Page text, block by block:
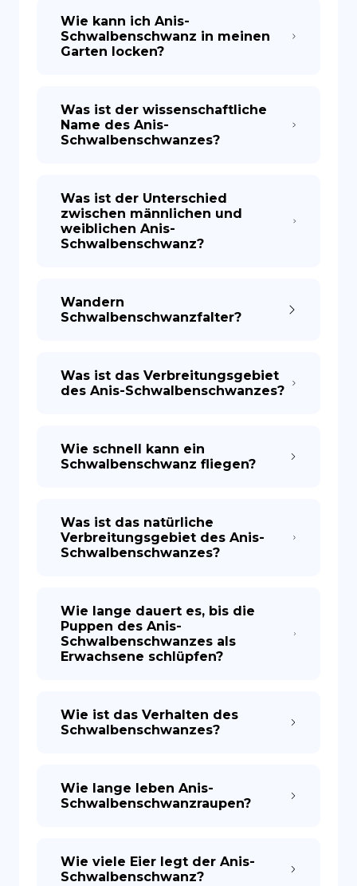
Wie kann ich Anis-
Schwalbenschwanz in meinen
Garten locken?
Was ist der wissenschaftliche
Name des Anis-
Schwalbenschwanzes?
Was ist der Unterschied
zwischen männlichen und
weiblichen Anis-
Schwalbenschwanz?
Wandern
Schwalbenschwanzfalter?
Was ist das Verbreitungsgebiet
des Anis-Schwalbenschwanzes?
Wie schnell kann ein
Schwalbenschwanz fliegen?
Was ist das natürliche
Verbreitungsgebiet des Anis-
Schwalbenschwanzes?
Wie lange dauert es, bis die
Puppen des Anis-
Schwalbenschwanzes als
Erwachsene schlüpfen?
Wie ist das Verhalten des
Schwalbenschwanzes?
Wie lange leben Anis-
Schwalbenschwanzraupen?
Wie viele Eier legt der Anis-
Schwalbenschwanz?